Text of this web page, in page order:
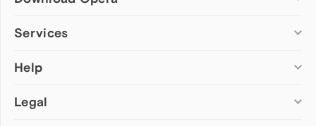
Computer browsers
Opera for Mac
Opera beta version
Services
Add-ons
Wallpapers
Help
Help & support
Legal